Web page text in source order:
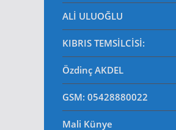
ALİ ULUOĞLU
KIBRIS TEMSİLCİSİ:
Özdinç AKDEL
GSM: 05428880022
Mali Künye